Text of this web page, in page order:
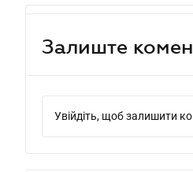
Залиште
Увійдіть, щоб залишити